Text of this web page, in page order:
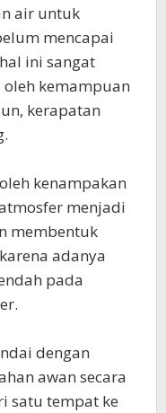
air untuk
mencapai
ini sangat
kemampuan
kerapatan
kenampakan
menjadi
membentuk
adanya
pada
dengan
awan secara
satu tempat ke